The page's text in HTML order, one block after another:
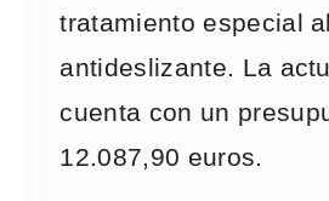
tratamiento especial
antideslizante. La
cuenta con un
12.087,90 euros.